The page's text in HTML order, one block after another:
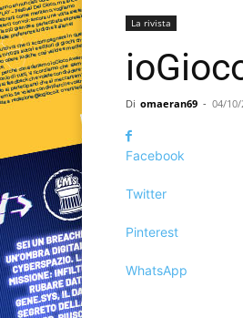
La rivista
Di omaeran69 - 04/10/
Facebook
Twitter
Pinterest
WhatsApp